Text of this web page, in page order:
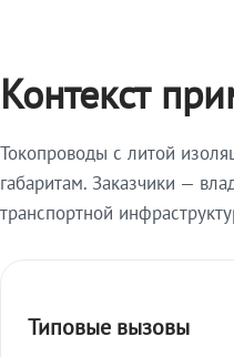
Контекст
Токопроводы с литой
габаритам. Заказчики —
транспортной
Типовые вызовы